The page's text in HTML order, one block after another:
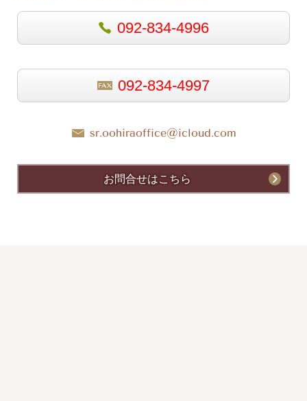
092-834-4996
092-834-4997
sr.oohiraoffice@icloud.com
お問合せはこちら